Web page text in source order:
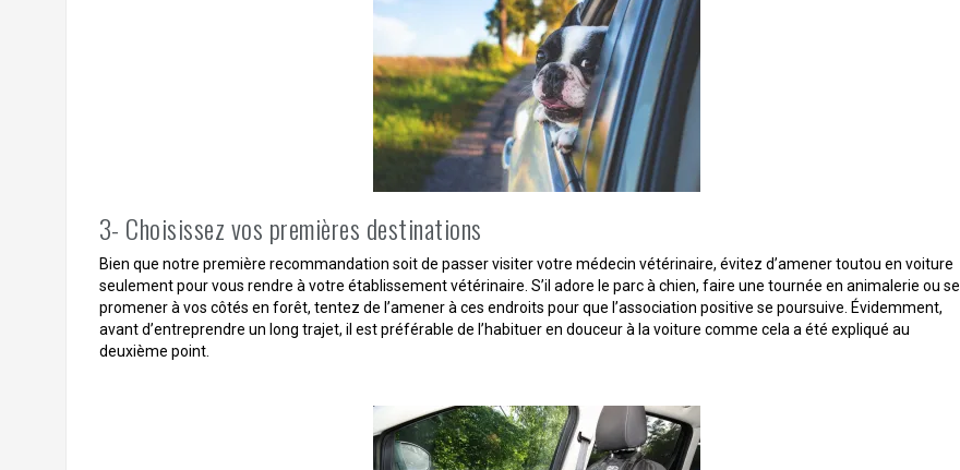
3- Choisissez vos premières destinations
Bien que notre première recommandation soit de passer visiter votre médecin vétérinaire, évitez d’amener toutou en voiture
seulement pour vous rendre à votre établissement vétérinaire. S’il adore le parc à chien, faire une tournée en animalerie ou se
promener à vos côtés en forêt, tentez de l’amener à ces endroits pour que l’association positive se poursuive. Évidemment,
avant d’entreprendre un long trajet, il est préférable de l’habituer en douceur à la voiture comme cela a été expliqué au
deuxième point.